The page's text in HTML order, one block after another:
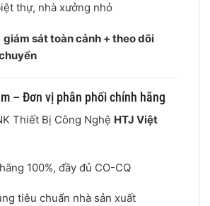
thự, nhà xưởng nhỏ
giám sát toàn cảnh + theo dõi
– Đơn vị phân phối chính hãng
Thiết Bị Công Nghệ HTJ Việt
100%, đầy đủ CO-CQ
tiêu chuẩn nhà sản xuất